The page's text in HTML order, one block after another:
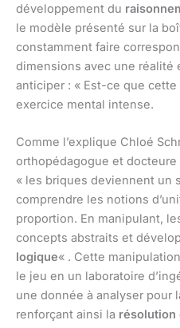
développement du
le modèle présenté sur la
constamment faire
dimensions avec une réalité
anticiper : « Est-ce que cette
exercice mental intense.
Comme l’explique Chloé
orthopédagogue et docteure
« les briques deviennent un
comprendre les notions
proportion. En manipulant,
concepts abstraits et
logique« . Cette
le jeu en un laboratoire
une donnée à analyser pour
renforçant ainsi la résolution